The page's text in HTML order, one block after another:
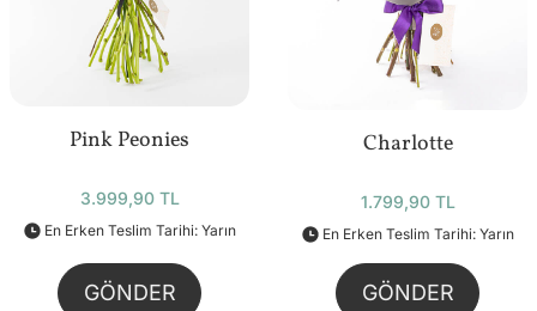
Pink Peonies
3.999,90 TL
En Erken Teslim Tarihi: Yarın
GÖNDER
Charlotte
1.799,90 TL
En Erken Teslim Tarihi: Yarın
GÖNDER